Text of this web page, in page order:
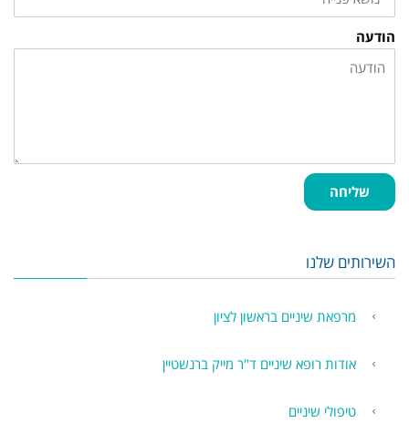
הודעה
שליחה
השירותים שלנו
מרפאת שיניים בראשון לציון
אודות רופא שיניים ד"ר מייק ברנשטיין
טיפולי שיניים